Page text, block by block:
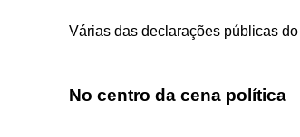
Várias das declarações públicas
No centro da cena política